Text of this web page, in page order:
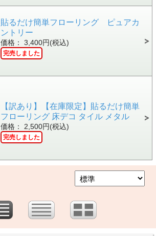
貼るだけ簡単フローリング ピュアカ
ントリー
価格： 3,400円(税込)
完売しました
【訳あり】【在庫限定】貼るだけ簡単
フローリング 床デコ タイル メタル
価格： 2,500円(税込)
完売しました